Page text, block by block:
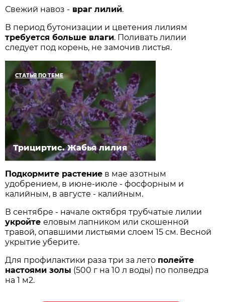
Свежий навоз - враг лилий.
В период бутонизации и цветения лилиям
требуется больше влаги. Поливать лилии
следует под корень, не замочив листья.
СТАТЬЯ ПО ТЕМЕ
Трициртис. Жабья лилия
Подкормите растение в мае азотным
удобрением, в июне-июле - фосфорным и
калийным, в августе - калийным.
В сентябре - начале октября трубчатые лилии
укройтееловым лапником или скошенной
травой, опавшими листьями слоем 15 см. Весной
укрытие уберите.
Для профилактики раза три за лето полейте
настоями золы (500 г на 10 л воды) по полведра
на 1 м2.